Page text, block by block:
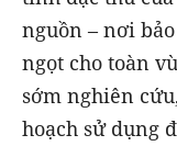
nguồn – nơi
ngọt cho toàn
sớm nghiên
hoạch sử dụng